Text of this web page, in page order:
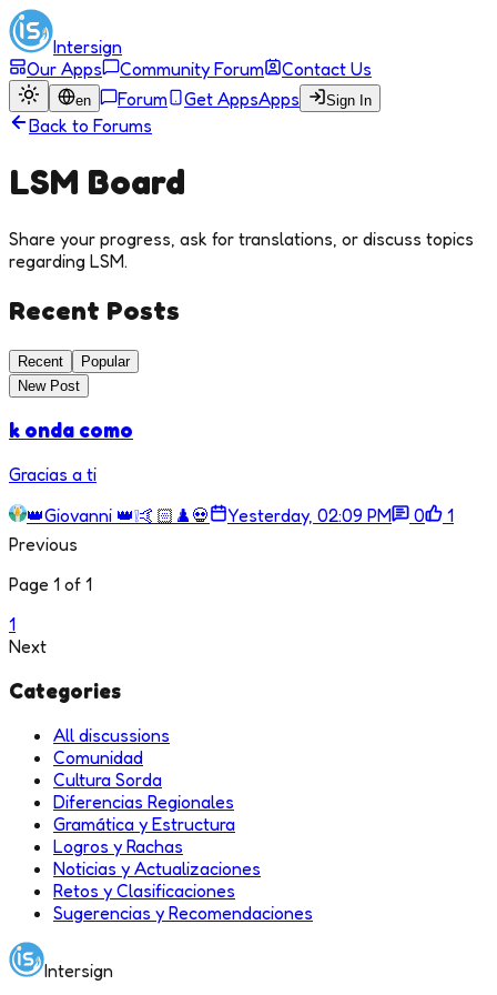
Intersign
Our Apps
Community Forum Contact Us
en Forum Get AppsApps Sign In
Back to Forums
LSM Board
Share your progress, ask for translations, or discuss topics
regarding LSM.
Recent Posts
Recent
Popular
New Post
k onda como
Gracias a ti
👑Giovanni 👑❕🤙🏻♟️💀
Yesterday, 02:09 PM 0
1
Previous
Page 1 of 1
1
Next
Categories
All discussions
Comunidad
Cultura Sorda
Diferencias Regionales
Gramática y Estructura
Logros y Rachas
Noticias y Actualizaciones
Retos y Clasificaciones
Sugerencias y Recomendaciones
Intersign